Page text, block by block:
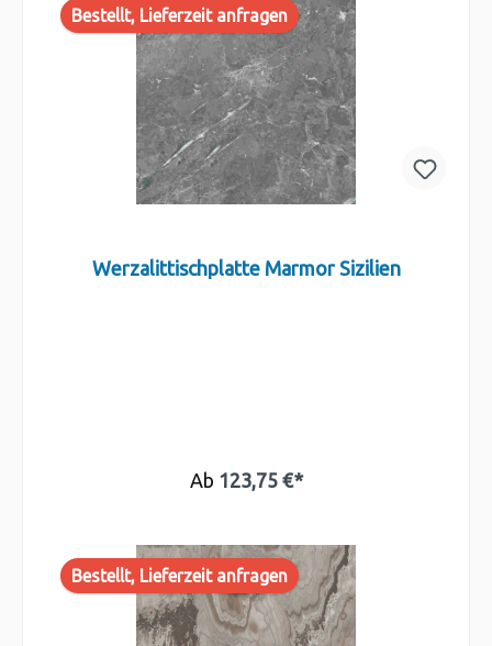
Bestellt, Lieferzeit anfragen
Werzalittischplatte Marmor Sizilien
Ab 123,75 €*
Bestellt, Lieferzeit anfragen